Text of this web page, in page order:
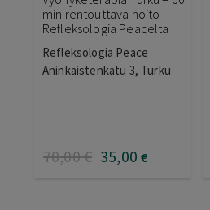
min rentouttava hoito
Refleksologia Peacelta
Refleksologia Peace
Aninkaistenkatu 3, Turku
70,00€ 35,00 €